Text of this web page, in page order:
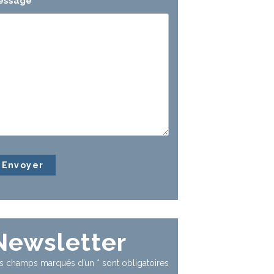
champs marqués d’un * sont obligatoires